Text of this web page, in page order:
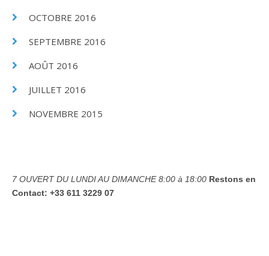
OCTOBRE 2016
SEPTEMBRE 2016
AOÛT 2016
JUILLET 2016
NOVEMBRE 2015
7 OUVERT DU LUNDI AU DIMANCHE8:00 à 18:00 Restons en
Contact: +33 611 3229 07